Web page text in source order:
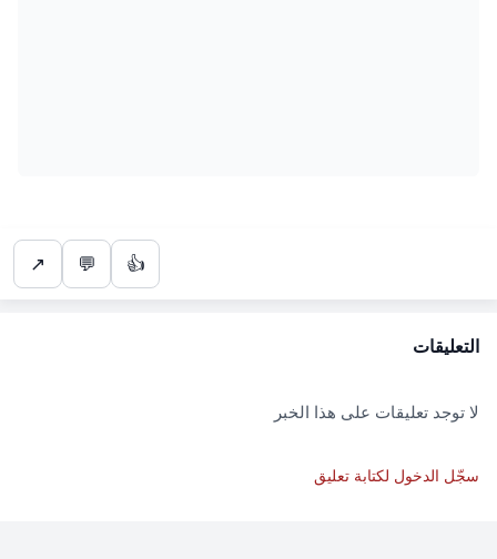
👍
💬
↗
التعليقات
لا توجد تعليقات على هذا الخبر
سجّل الدخول لكتابة تعليق